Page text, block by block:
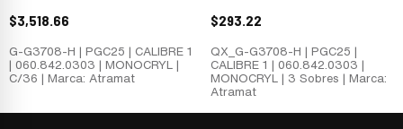
$3,518.66
G-G3708-H | PGC25 | CALIBRE 1
| 060.842.0303 | MONOCRYL |
C/36 | Marca: Atramat
$293.22
QX_G-G3708-H | PGC25 |
CALIBRE 1 | 060.842.0303 |
MONOCRYL | 3 Sobres | Marca:
Atramat